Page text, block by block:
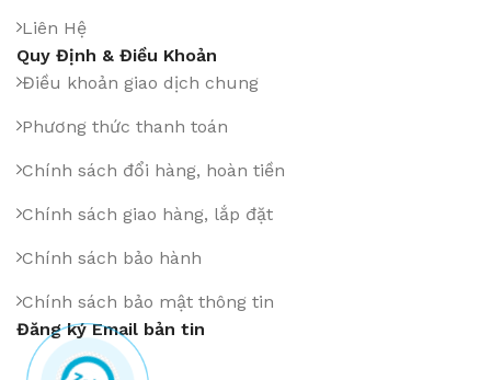
Liên Hệ
Quy Định & Điều Khoản
Điều khoản giao dịch chung
Phương thức thanh toán
Chính sách đổi hàng, hoàn tiền
Chính sách giao hàng, lắp đặt
Chính sách bảo hành
Chính sách bảo mật thông tin
Đăng ký Email bản tin